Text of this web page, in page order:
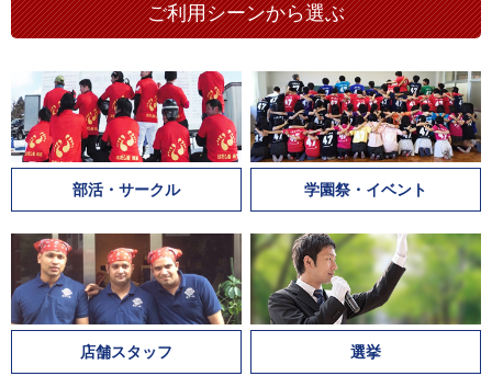
ご利用シーンから選ぶ
部活・サークル 学園祭・イベント
店舗スタッフ 選挙